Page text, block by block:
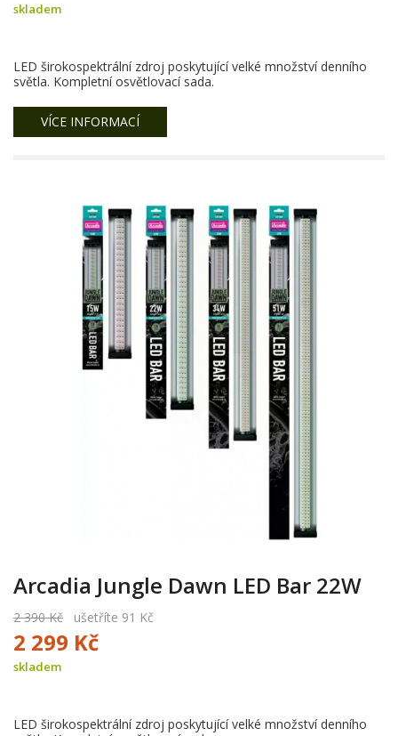
skladem
LED širokospektrální zdroj poskytující velké množství denního
světla. Kompletní osvětlovací sada.
VÍCE INFORMACÍ
Arcadia Jungle Dawn LED Bar 22W
2 390 Kč ušetříte 91 Kč
2 299 Kč
skladem
LED širokospektrální zdroj poskytující velké množství denního